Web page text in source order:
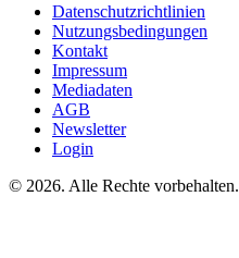
Datenschutzrichtlinien
Nutzungsbedingungen
Kontakt
Impressum
Mediadaten
AGB
Newsletter
Login
© 2026. Alle Rechte vorbehalten.